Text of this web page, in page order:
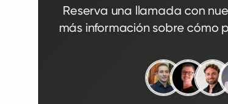
Reserva una llamada con
más información sobre cómo